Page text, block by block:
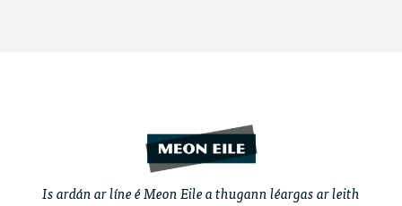
Is ardán ar líne é Meon Eile a thugann léargas ar leith